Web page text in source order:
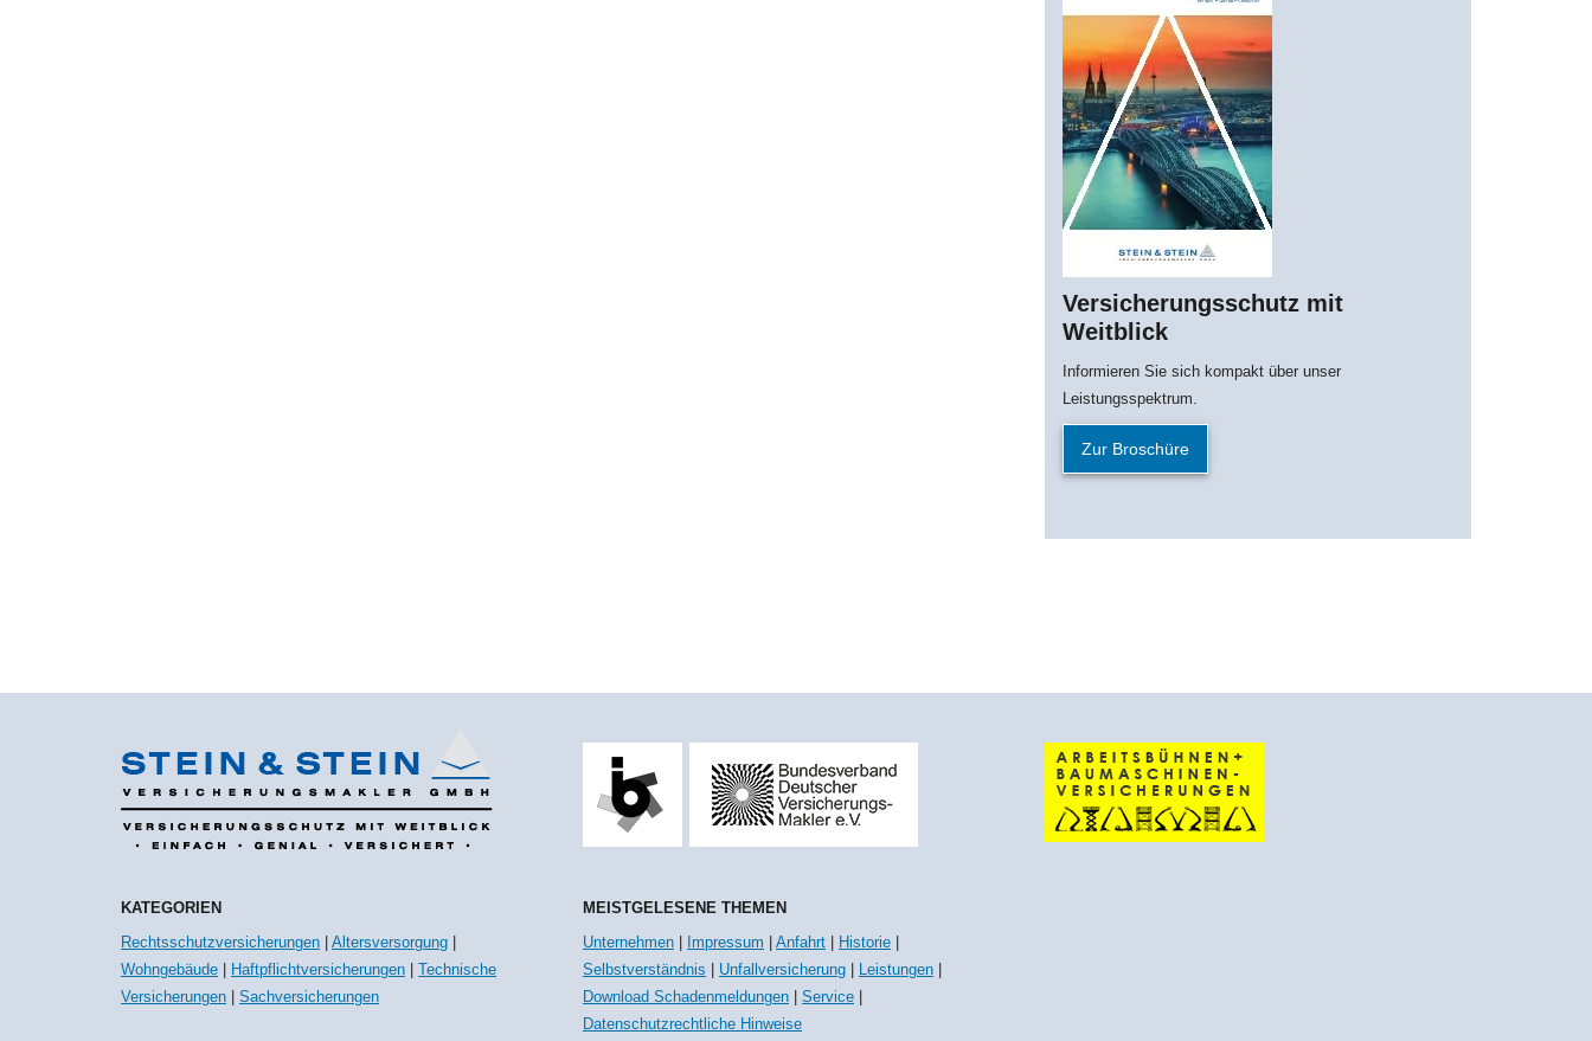
Versicherungsschutz mit
Weitblick
Informieren Sie sich kompakt über unser
Leistungsspektrum.
Zur Broschüre
KATEGORIEN
Rechtsschutzversicherungen
Altersversorgung
Wohngebäude
Haftpflichtversicherungen
Technische
Versicherungen
Sachversicherungen
MEISTGELESENE THEMEN
Unternehmen
Impressum Anfahrt Historie
Selbstverständnis
Unfallversicherung Leistungen
Download Schadenmeldungen
Service
Datenschutzrechtliche Hinweise